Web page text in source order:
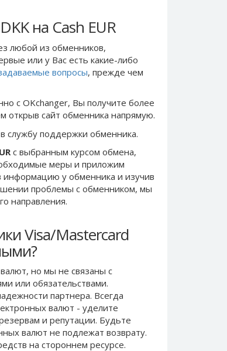
на Cash EUR
любой из обменников,
или у Вас есть какие-либо
вопросы, прежде чем
c OKchanger, Вы получите более
открыв сайт обменника напрямую.
службу поддержки обменника.
с выбранным курсом обмена,
меры и приложим
информацию у обменника и изучив
проблемы c обменником, мы
направления.
Visa/Mastercard
но мы не связаны c
или обязательствами.
партнера. Всегда
валют - уделите
и репутации. Будьте
валют не подлежат возврату.
на стороннем ресурсе.